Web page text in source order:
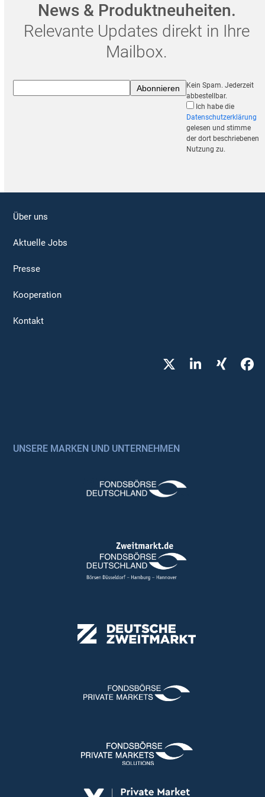
News & Produktneuheiten.
Relevante Updates direkt in Ihre
Mailbox.
Kein Spam. Jederzeit
abbestellbar.
Ich habe die
Datenschutzerklärung
gelesen und stimme
der dort beschriebenen
Nutzung zu.
Über uns
Aktuelle Jobs
Presse
Kooperation
Kontakt
TwitterLinkedIn
Xing
UNSERE MARKEN UND UNTERNEHMEN